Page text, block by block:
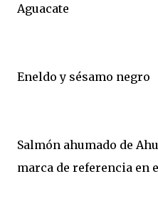
Aguacate
Eneldo y sésamo negro
Salmón ahumado de
marca de referencia en